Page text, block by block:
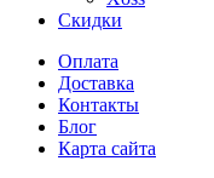
Скидки
Оплата
Доставка
Контакты
Блог
Карта сайта